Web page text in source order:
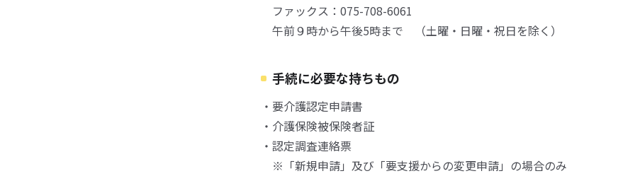
ファックス：075-708-6061
午前９時から午後5時まで （土曜・日曜・祝日を除く）
手続に必要な持ちもの
・要介護認定申請書
・介護保険被保険者証
・認定調査連絡票
※「新規申請」及び「要支援からの変更申請」の場合のみ